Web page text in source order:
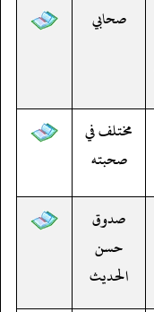
صحابي
مختلف في
صحبته
صدوق
حسن
الحديث